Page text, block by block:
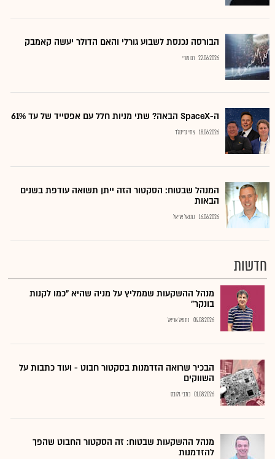
הבורסה נכנסת לשבוע גורלי והאם הדולר יעשה קאמבק
22.06.2026 רם מורי
ה-SpaceX הבאה? שתי מניות חלל עם אפסייד של עד 61%
18.06.2026 צחי גרינולד
המנהל שבטוח: הסקטור הזה ייתן תשואה עודפת בשנים
הבאות
16.06.2026 נתנאל אריאל
חדשות
מנהל ההשקעות שממליץ על מניה שהיא "כמו לקנות
בונקר"
04.08.2026 נתנאל אריאל
הבכיר שרואה הזדמנות בסקטור חבוט - ועוד כתבות על
השווקים
01.08.2026 כתבי גלובס
מנהל ההשקעות שבטוח: זה הסקטור החבוט שהפך
להזדמנות